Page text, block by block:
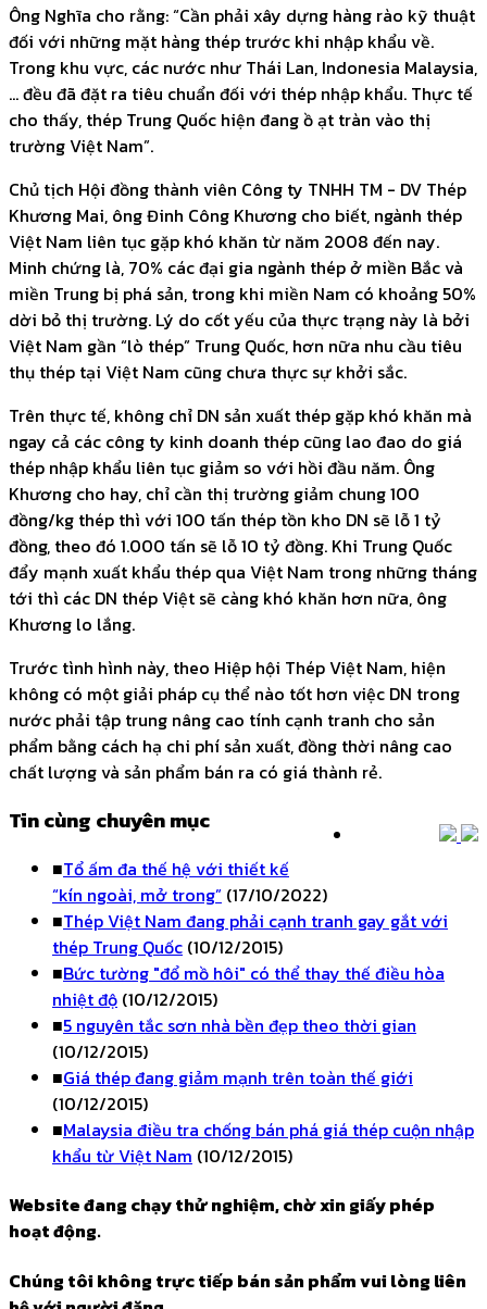
Ông Nghĩa cho rằng: “Cần phải xây dựng hàng rào kỹ thuật
đối với những mặt hàng thép trước khi nhập khẩu về.
Trong khu vực, các nước như Thái Lan, Indonesia Malaysia,
… đều đã đặt ra tiêu chuẩn đối với thép nhập khẩu. Thực tế
cho thấy, thép Trung Quốc hiện đang ồ ạt tràn vào thị
trường Việt Nam”.
Chủ tịch Hội đồng thành viên Công ty TNHH TM - DV Thép
Khương Mai, ông Đinh Công Khương cho biết, ngành thép
Việt Nam liên tục gặp khó khăn từ năm 2008 đến nay.
Minh chứng là, 70% các đại gia ngành thép ở miền Bắc và
miền Trung bị phá sản, trong khi miền Nam có khoảng 50%
dời bỏ thị trường. Lý do cốt yếu của thực trạng này là bởi
Việt Nam gần “lò thép” Trung Quốc, hơn nữa nhu cầu tiêu
thụ thép tại Việt Nam cũng chưa thực sự khởi sắc.
Trên thực tế, không chỉ DN sản xuất thép gặp khó khăn mà
ngay cả các công ty kinh doanh thép cũng lao đao do giá
thép nhập khẩu liên tục giảm so với hồi đầu năm. Ông
Khương cho hay, chỉ cần thị trường giảm chung 100
đồng/kg thép thì với 100 tấn thép tồn kho DN sẽ lỗ 1 tỷ
đồng, theo đó 1.000 tấn sẽ lỗ 10 tỷ đồng. Khi Trung Quốc
đẩy mạnh xuất khẩu thép qua Việt Nam trong những tháng
tới thì các DN thép Việt sẽ càng khó khăn hơn nữa, ông
Khương lo lắng.
Trước tình hình này, theo Hiệp hội Thép Việt Nam, hiện
không có một giải pháp cụ thể nào tốt hơn việc DN trong
nước phải tập trung nâng cao tính cạnh tranh cho sản
phẩm bằng cách hạ chi phí sản xuất, đồng thời nâng cao
chất lượng và sản phẩm bán ra có giá thành rẻ.
Tin cùng chuyên mục
■Tổ ấm đa thế hệ với thiết kế
“kín ngoài, mở trong” (17/10/2022)
■Thép Việt Nam đang phải cạnh tranh gay gắt với
thép Trung Quốc (10/12/2015)
■Bức tường "đổ mồ hôi" có thể thay thế điều hòa
nhiệt độ (10/12/2015)
■5 nguyên tắc sơn nhà bền đẹp theo thời gian
(10/12/2015)
■Giá thép đang giảm mạnh trên toàn thế giới
(10/12/2015)
■Malaysia điều tra chống bán phá giá thép cuộn nhập
khẩu từ Việt Nam (10/12/2015)
Website đang chạy thử nghiệm, chờ xin giấy phép
hoạt động.
Chúng tôi không trực tiếp bán sản phẩm vui lòng liên